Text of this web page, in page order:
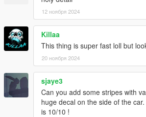
12 ноября 2024
Killaa
This thing is super fast loll but
20 ноября 2024
sjaye3
Can you add some stripes with
huge decal on the side of the
is 10/10 !